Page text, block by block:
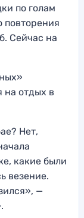
по голам
повторения
Сейчас на
на отдых в
Нет,
какие были
везение.
—